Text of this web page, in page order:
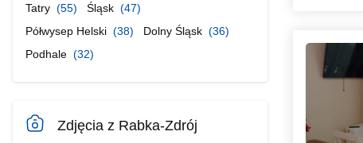
Tatry (55) Śląsk (47)
Półwysep Helski (38) Dolny Śląsk (36)
Podhale (32)
Zdjęcia z Rabka-Zdrój